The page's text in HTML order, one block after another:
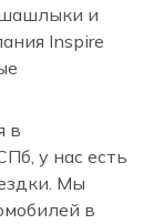
и
Inspire
в
у нас есть
Мы
в